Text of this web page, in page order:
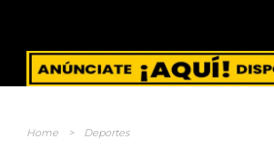
Home > Deportes